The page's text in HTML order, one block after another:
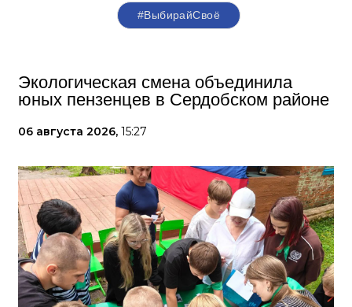
#ВыбирайСвоё
Экологическая смена объединила
юных пензенцев в Сердобском районе
06 августа 2026, 15:27